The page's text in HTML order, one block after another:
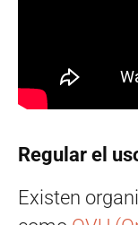
Regular el
Existen